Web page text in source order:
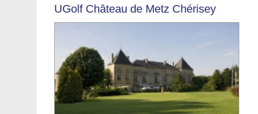
UGolf Château de Metz Chérisey